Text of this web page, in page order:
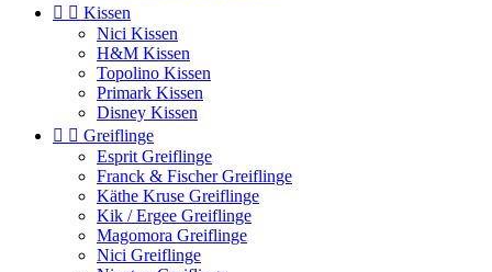
  Kissen
Nici Kissen
H&M Kissen
Topolino Kissen
Primark Kissen
Disney Kissen
  Greiflinge
Esprit Greiflinge
Franck & Fischer Greiflinge
Käthe Kruse Greiflinge
Kik / Ergee Greiflinge
Magomora Greiflinge
Nici Greiflinge